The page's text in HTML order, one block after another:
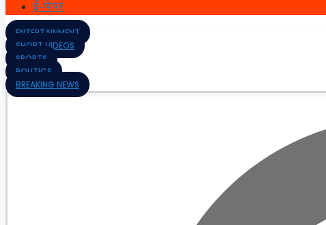
ई-पेपर
ENTERTAINMENT
SHORT VIDEOS
SPORTS
POLITICS
BREAKING NEWS